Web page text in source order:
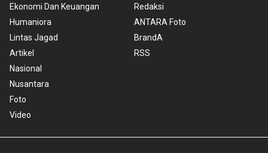
Ekonomi Dan Keuangan
Humaniora
Lintas Jagad
Artikel
Nasional
Nusantara
Foto
Video
Redaksi
ANTARA Foto
BrandA
RSS